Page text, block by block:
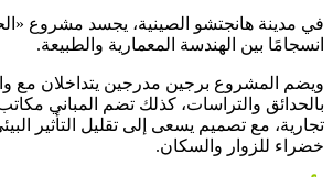
في مدينة هانجتشو الصينية، يجسد مشروع
انسجامًا بين الهندسة المعمارية والطبيعة.
ويضم المشروع برجين مدرجين يتداخلان مع
بالحدائق والتراسات، كذلك تضم المباني
تجارية، مع تصميم يسعى إلى تقليل التأثير
خضراء للزوار والسكان.